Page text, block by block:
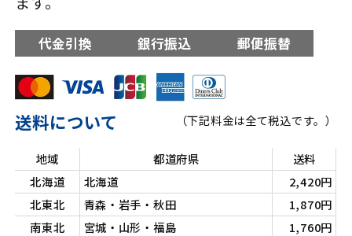
代金引換 銀行振込 郵便振替
送料について （下記料金は全て税込です。）
地域 都道府県
送料
北海道
北海道
2,420円
北東北
青森・岩手・秋田
1,870円
南東北
宮城・山形・福島
1,760円